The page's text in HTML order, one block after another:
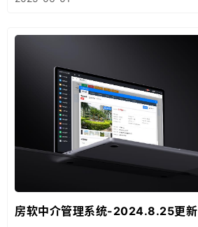
房软中介管理系统-2024.8.25更新